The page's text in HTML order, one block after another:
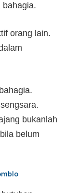
bahagia.
orang lain.
bukanlah
belum